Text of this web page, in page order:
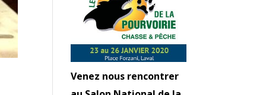
Venez nous rencontrer